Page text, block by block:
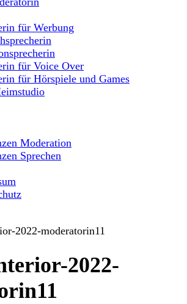
für Werbung
für Voice Over
für Hörspiele und Games
Moderation
Sprechen
2022-moderatorin11
2022-